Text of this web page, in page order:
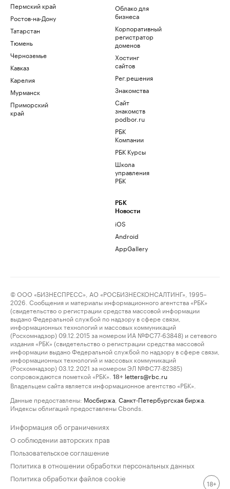
Пермский край
Ростов-на-Дону
Татарстан
Тюмень
Черноземье
Кавказ
Карелия
Мурманск
Приморский
край
Облако для
бизнеса
Корпоративный
регистратор
доменов
Хостинг
сайтов
Рег.решения
Знакомства
Сайт
знакомств
podbor.ru
РБК
Компании
РБК Курсы
Школа
управления
РБК
РБК
Новости
iOS
Android
AppGallery
© ООО «БИЗНЕСПРЕСС», АО «РОСБИЗНЕСКОНСАЛТИНГ», 1995–
2026. Сообщения и материалы информационного агентства «РБК»
(свидетельство о регистрации средства массовой информации
выдано Федеральной службой по надзору в сфере связи,
информационных технологий и массовых коммуникаций
(Роскомнадзор) 09.12.2015 за номером ИА №ФС77-63848) и сетевого
издания «РБК» (свидетельство о регистрации средства массовой
информации выдано Федеральной службой по надзору в сфере связи,
информационных технологий и массовых коммуникаций
(Роскомнадзор) 03.12.2021 за номером ЭЛ №ФС77-82385)
сопровождаются пометкой «РБК».
18+ letters@rbc.ru
Владельцем сайта является информационное агентство «РБК».
Данные предоставлены: Мосбиржа Санкт-Петербургская биржа
Индексы облигаций предоставлены Cbonds.
Информация об ограничениях
О соблюдении авторских прав
Пользовательское соглашение
Политика в отношении обработки персональных данных
Политика обработки файлов cookie
18+